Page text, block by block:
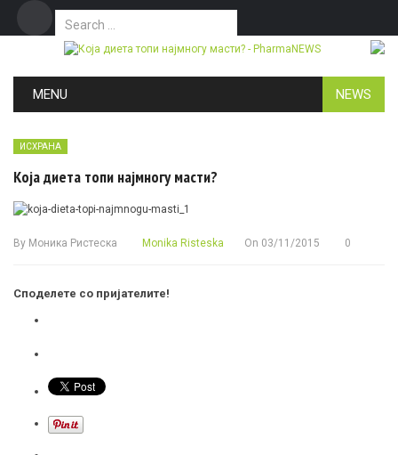
Search for:
MENU NEWS
ИСХРАНА
Која диета топи најмногу масти?
By Моника Ристеска Monika Risteska On 03/11/2015 0
Споделете со пријателите!